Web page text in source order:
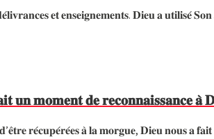
𝐞𝐭 𝐞𝐧𝐬𝐞𝐢𝐠𝐧𝐞𝐦𝐞𝐧𝐭𝐬. 𝐃𝐢𝐞𝐮 𝐚
𝐮𝐧 𝐦𝐨𝐦𝐞𝐧𝐭 𝐝𝐞 𝐫𝐞𝐜𝐨𝐧𝐧𝐚𝐢𝐬𝐬𝐚𝐧𝐜𝐞 𝐚̀
𝐫𝐞́𝐜𝐮𝐩𝐞́𝐫𝐞́𝐞𝐬 𝐚̀ 𝐥𝐚 𝐦𝐨𝐫𝐠𝐮𝐞, 𝐃𝐢𝐞𝐮 𝐧𝐨𝐮𝐬 𝐚